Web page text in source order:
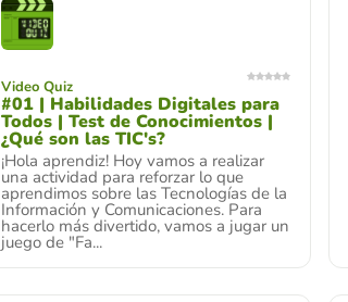
Video Quiz
#01 | Habilidades Digitales para
Todos | Test de Conocimientos |
¿Qué son las TIC's?
¡Hola aprendiz! Hoy vamos a realizar
una actividad para reforzar lo que
aprendimos sobre las Tecnologías de la
Información y Comunicaciones. Para
hacerlo más divertido, vamos a jugar un
juego de "Fa...